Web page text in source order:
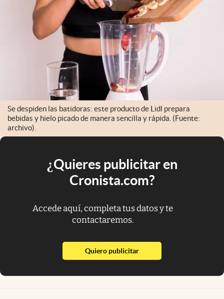
Se despiden las batidoras: este producto de Lidl prepara
bebidas y hielo picado de manera sencilla y rápida. (Fuente:
archivo).
¿Quieres publicitar en
Cronista.com?
Accede aquí, completa tus datos y te
contactaremos.
Quiero publicitarabre en nueva pestaña